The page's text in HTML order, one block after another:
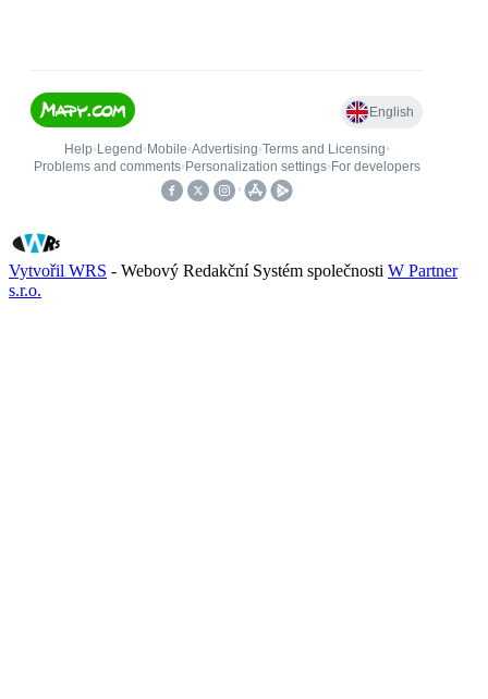
Vytvořil WRS - Webový Redakční Systém společnosti W Partner
s.r.o.